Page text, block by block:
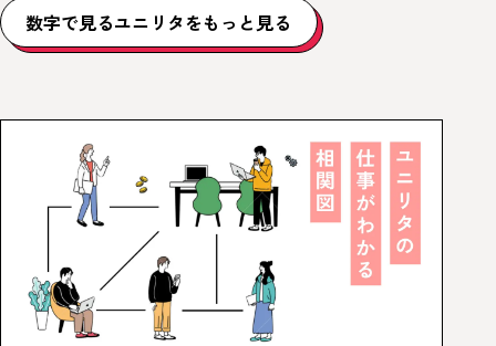
数字で見るユニリタをもっと見る